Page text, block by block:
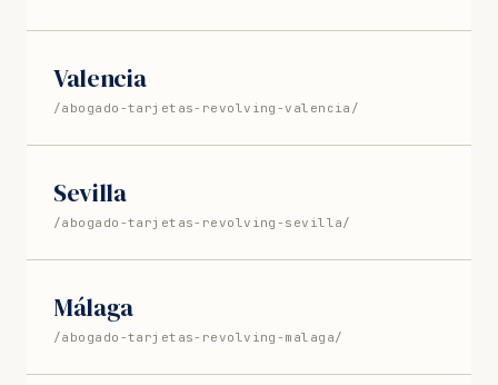
Valencia
/abogado-tarjetas-revolving-valencia/
Sevilla
/abogado-tarjetas-revolving-sevilla/
Málaga
/abogado-tarjetas-revolving-malaga/